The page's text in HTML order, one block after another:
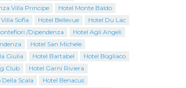
Villa Principe
Hotel Monte Baldo
Sofia Hotel Bellevue
Hotel Du Lac
/Dipendenza
Hotel Agli Angeli
Hotel San Michele
Giulia Hotel Bartabel
Hotel Bogliaco
Club
Hotel Garni Riviera
Scala
Hotel Benacus